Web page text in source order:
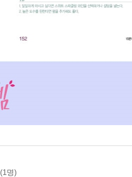
(1명)